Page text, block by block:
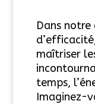
Dans
maîtriser
temps,
Imaginez-